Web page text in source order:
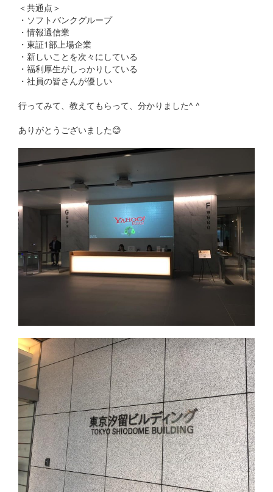
＜共通点＞
・ソフトバンクグループ
・情報通信業
・東証1部上場企業
・新しいことを次々にしている
・福利厚生がしっかりしている
・社員の皆さんが優しい
行ってみて、教えてもらって、分かりました^ ^
ありがとうございました😊